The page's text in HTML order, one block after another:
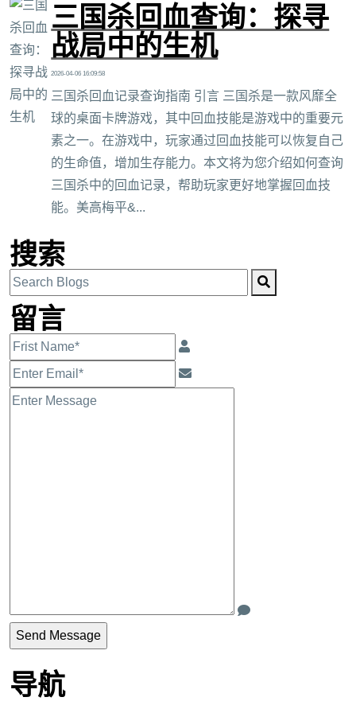
三国杀回血查询：探寻
战局中的生机
2026-04-06 16:09:58
三国杀回血记录查询指南 引言 三国杀是一款风靡全
球的桌面卡牌游戏，其中回血技能是游戏中的重要元
素之一。在游戏中，玩家通过回血技能可以恢复自己
的生命值，增加生存能力。本文将为您介绍如何查询
三国杀中的回血记录，帮助玩家更好地掌握回血技
能。美高梅平&...
搜索
留言
导航